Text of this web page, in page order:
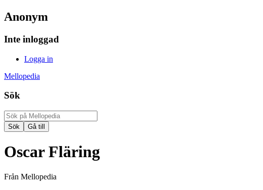
Anonym
Inte inloggad
Logga in
Mellopedia
Sök
Oscar Fläring
Från Mellopedia